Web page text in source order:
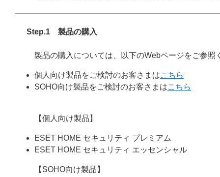
Step.1 製品の購入
製品の購入については、以下のWebページをご参照
個人向け製品をご検討のお客さまはこちら
SOHO向け製品をご検討のお客さまはこちら
【個人向け製品】
ESET HOME セキュリティ プレミアム
ESET HOME セキュリティ エッセンシャル
【SOHO向け製品】